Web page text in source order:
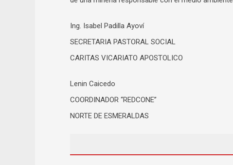
Ing. Isabel Padilla Ayoví
SECRETARIA PASTORAL SOCIAL
CARITAS VICARIATO APOSTOLICO
Lenin Caicedo
COORDINADOR “REDCONE”
NORTE DE ESMERALDAS